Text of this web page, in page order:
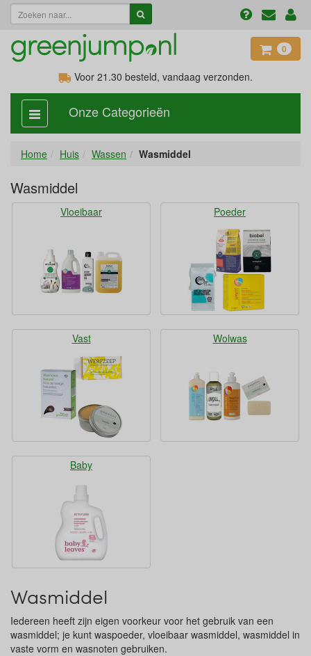
0
Voor 21.30 besteld, vandaag verzonden.
categorie
aan,
Onze Categorieën
Home Huis Wassen Wasmiddel
Wasmiddel
Vloeibaar Poeder
Vast Wolwas
Baby
Wasmiddel
Iedereen heeft zijn eigen voorkeur voor het gebruik van een
wasmiddel; je kunt waspoeder, vloeibaar wasmiddel, wasmiddel in
vaste vorm en wasnoten gebruiken.